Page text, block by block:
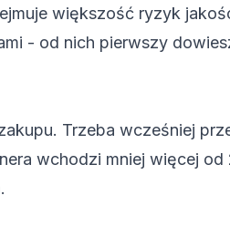
większość ryzyk
- od nich pierwszy
Trzeba wcześniej
wchodzi mniej więcej od